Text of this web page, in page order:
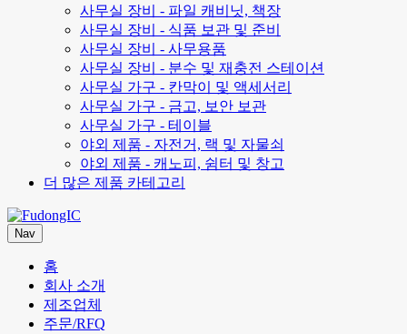
사무실 장비 - 파일 캐비닛, 책장
사무실 장비 - 식품 보관 및 준비
사무실 장비 - 사무용품
사무실 장비 - 분수 및 재충전 스테이션
사무실 가구 - 칸막이 및 액세서리
사무실 가구 - 금고, 보안 보관
사무실 가구 - 테이블
야외 제품 - 자전거, 랙 및 자물쇠
야외 제품 - 캐노피, 쉼터 및 창고
더 많은 제품 카테고리
Nav
홈
회사 소개
제조업체
주문/RFQ